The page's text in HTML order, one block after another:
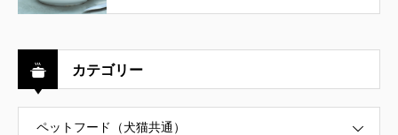
カテゴリー
ペットフード（犬猫共通）